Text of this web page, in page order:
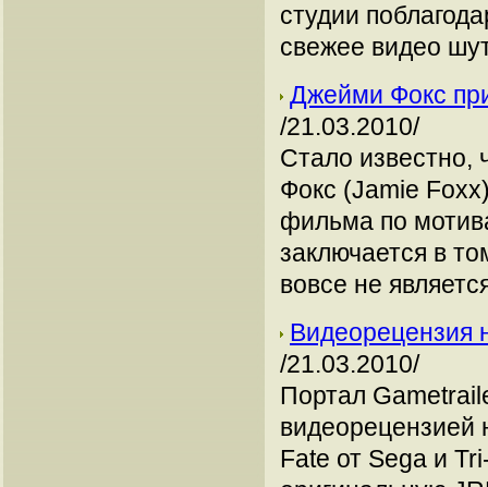
студии
свежее видео
Джейми Фокс
/21.03.2010/
Стало известно,
Фокс (Jamie
фильма по
заключается в
вовсе не
Видеорецензия
/21.03.2010/
Портал
видеорецензией
Fate от Sega и